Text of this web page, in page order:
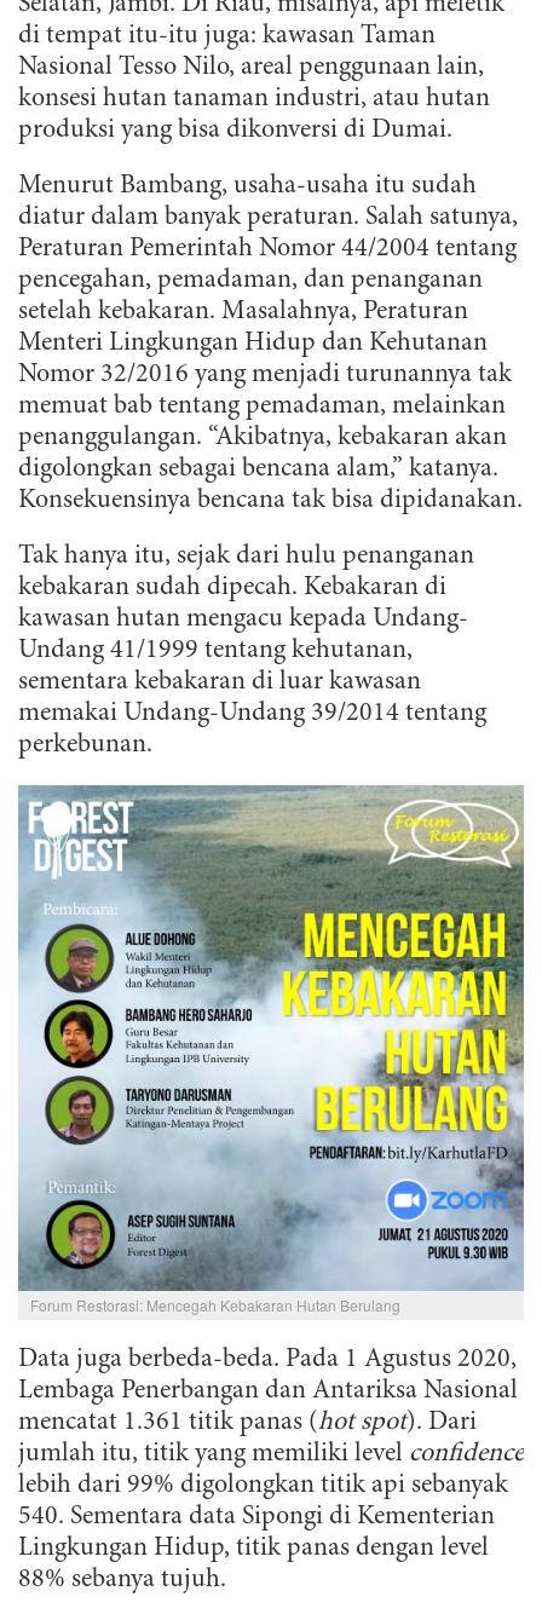
Selatan, Jambi. Di Riau, misalnya, api meletik
di tempat itu-itu juga: kawasan Taman
Nasional Tesso Nilo, areal penggunaan lain,
konsesi hutan tanaman industri, atau hutan
produksi yang bisa dikonversi di Dumai.
Menurut Bambang, usaha-usaha itu sudah
diatur dalam banyak peraturan. Salah satunya,
Peraturan Pemerintah Nomor 44/2004 tentang
pencegahan, pemadaman, dan penanganan
setelah kebakaran. Masalahnya, Peraturan
Menteri Lingkungan Hidup dan Kehutanan
Nomor 32/2016 yang menjadi turunannya tak
memuat bab tentang pemadaman, melainkan
penanggulangan. “Akibatnya, kebakaran akan
digolongkan sebagai bencana alam,” katanya.
Konsekuensinya bencana tak bisa dipidanakan.
Tak hanya itu, sejak dari hulu penanganan
kebakaran sudah dipecah. Kebakaran di
kawasan hutan mengacu kepada Undang-
Undang 41/1999 tentang kehutanan,
sementara kebakaran di luar kawasan
memakai Undang-Undang 39/2014 tentang
perkebunan.
Forum Restorasi: Mencegah Kebakaran Hutan Berulang
Data juga berbeda-beda. Pada 1 Agustus 2020,
Lembaga Penerbangan dan Antariksa Nasional
mencatat 1.361 titik panas (hot spot). Dari
jumlah itu, titik yang memiliki level confidence
lebih dari 99% digolongkan titik api sebanyak
540. Sementara data Sipongi di Kementerian
Lingkungan Hidup, titik panas dengan level
88% sebanya tujuh.